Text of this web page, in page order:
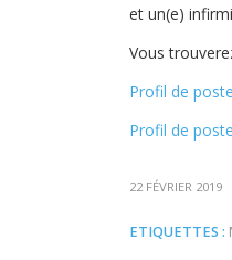
et un(e)
Vous
Profil de
Profil de
22 FÉVRIER 2019
ETIQUETTES :